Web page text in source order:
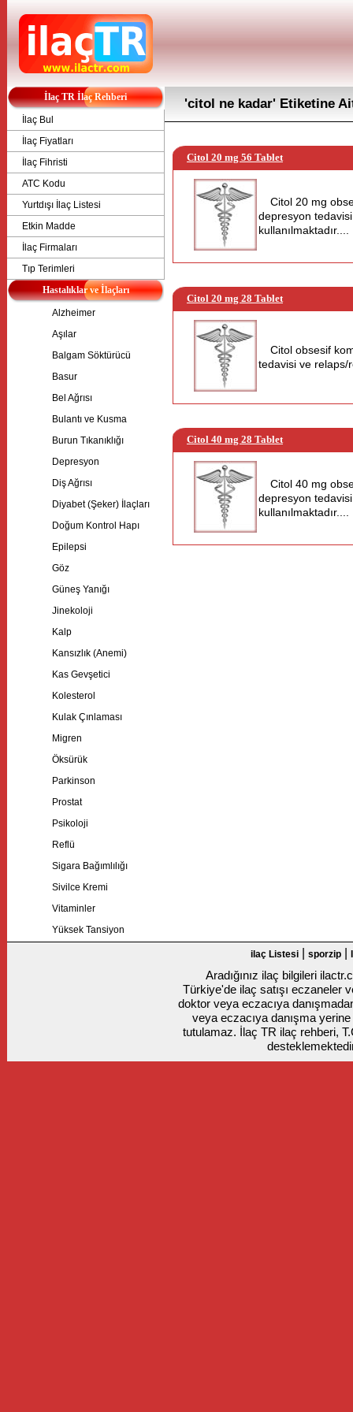
İlaç TR İlaç Rehberi
İlaç Bul
İlaç Fiyatları
İlaç Fihristi
ATC Kodu
Yurtdışı İlaç Listesi
Etkin Madde
İlaç Firmaları
Tıp Terimleri
Hastalıklar ve İlaçları
Alzheimer
Aşılar
Balgam Söktürücü
Basur
Bel Ağrısı
Bulantı ve Kusma
Burun Tıkanıklığı
Depresyon
Diş Ağrısı
Diyabet (Şeker) İlaçları
Doğum Kontrol Hapı
Epilepsi
Göz
Güneş Yanığı
Jinekoloji
Kalp
Kansızlık (Anemi)
Kas Gevşetici
Kolesterol
Kulak Çınlaması
Migren
Öksürük
Parkinson
Prostat
Psikoloji
Reflü
Sigara Bağımlılığı
Sivilce Kremi
Vitaminler
Yüksek Tansiyon
'citol ne kadar' Etiketine
Citol 20 mg 56 Tablet
Citol 20 mg
depresyon
kullanılmaktadır....
Citol 20 mg 28 Tablet
Citol obsesif
tedavisi ve relaps/
Citol 40 mg 28 Tablet
Citol 40 mg
depresyon
kullanılmaktadır....
ilaç Listesi sporzip
Aradığınız ilaç bilgileri
Türkiye'de ilaç satışı eczaneler
doktor veya eczacıya
veya eczacıya danışma
tutulamaz. İlaç TR ilaç rehberi,